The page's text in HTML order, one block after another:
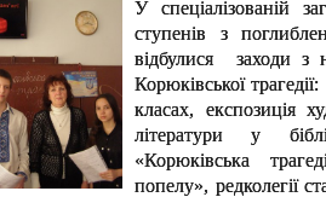
У спеціалізованій
ступенів з
відбулися заходи з
Корюківської
класах, експозиція
літератури у
«Корюківська
попелу», редколегії